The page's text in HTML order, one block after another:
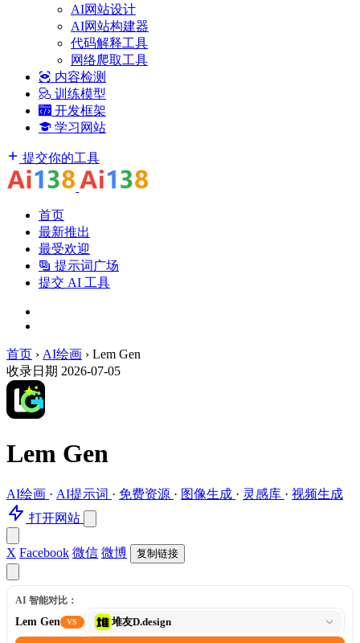
AI网站设计
AI网站构建器
代码解释工具
网络爬取工具
内容检测
训练模型
开发框架
学习网站
提交你的工具
首页
最新推出
最受欢迎
提示词广场
提交 AI 工具
首页 › AI绘画 › Lem Gen
收录日期 2026-07-05
Lem Gen
AI绘画 · AI提示词 · 免费资源 · 图像生成 · 灵感库 · 视频生成
打开网站
X Facebook 微信 微博 复制链接
AI 智能对比：
Lem Gen VS
选
择
堆友D.design